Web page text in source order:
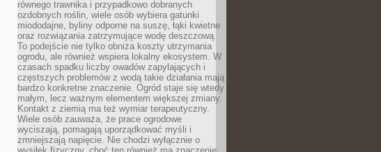
równego trawnika i przypadkowo dobranych
ozdobnych roślin, wiele osób wybiera gatunki
miododajne, byliny odporne na suszę, łąki kwietne
oraz rozwiązania zatrzymujące wodę deszczową.
To podejście nie tylko obniża koszty utrzymania
ogrodu, ale również wspiera lokalny ekosystem. W
czasach spadku liczby owadów zapylających i
częstszych problemów z wodą takie działania mają
bardzo konkretne znaczenie. Ogród staje się wtedy
małym, lecz ważnym elementem większej zmiany.
Kontakt z ziemią ma też wymiar terapeutyczny.
Wiele osób zauważa, że prace ogrodowe
wyciszają, pomagają uporządkować myśli i
zmniejszają napięcie. Nie chodzi wyłącznie o